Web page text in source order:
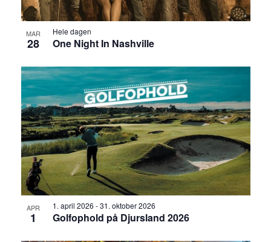
MAR
28
Hele dagen
One Night In Nashville
APR
1
1. april 2026 -31. oktober 2026
Golfophold på Djursland 2026